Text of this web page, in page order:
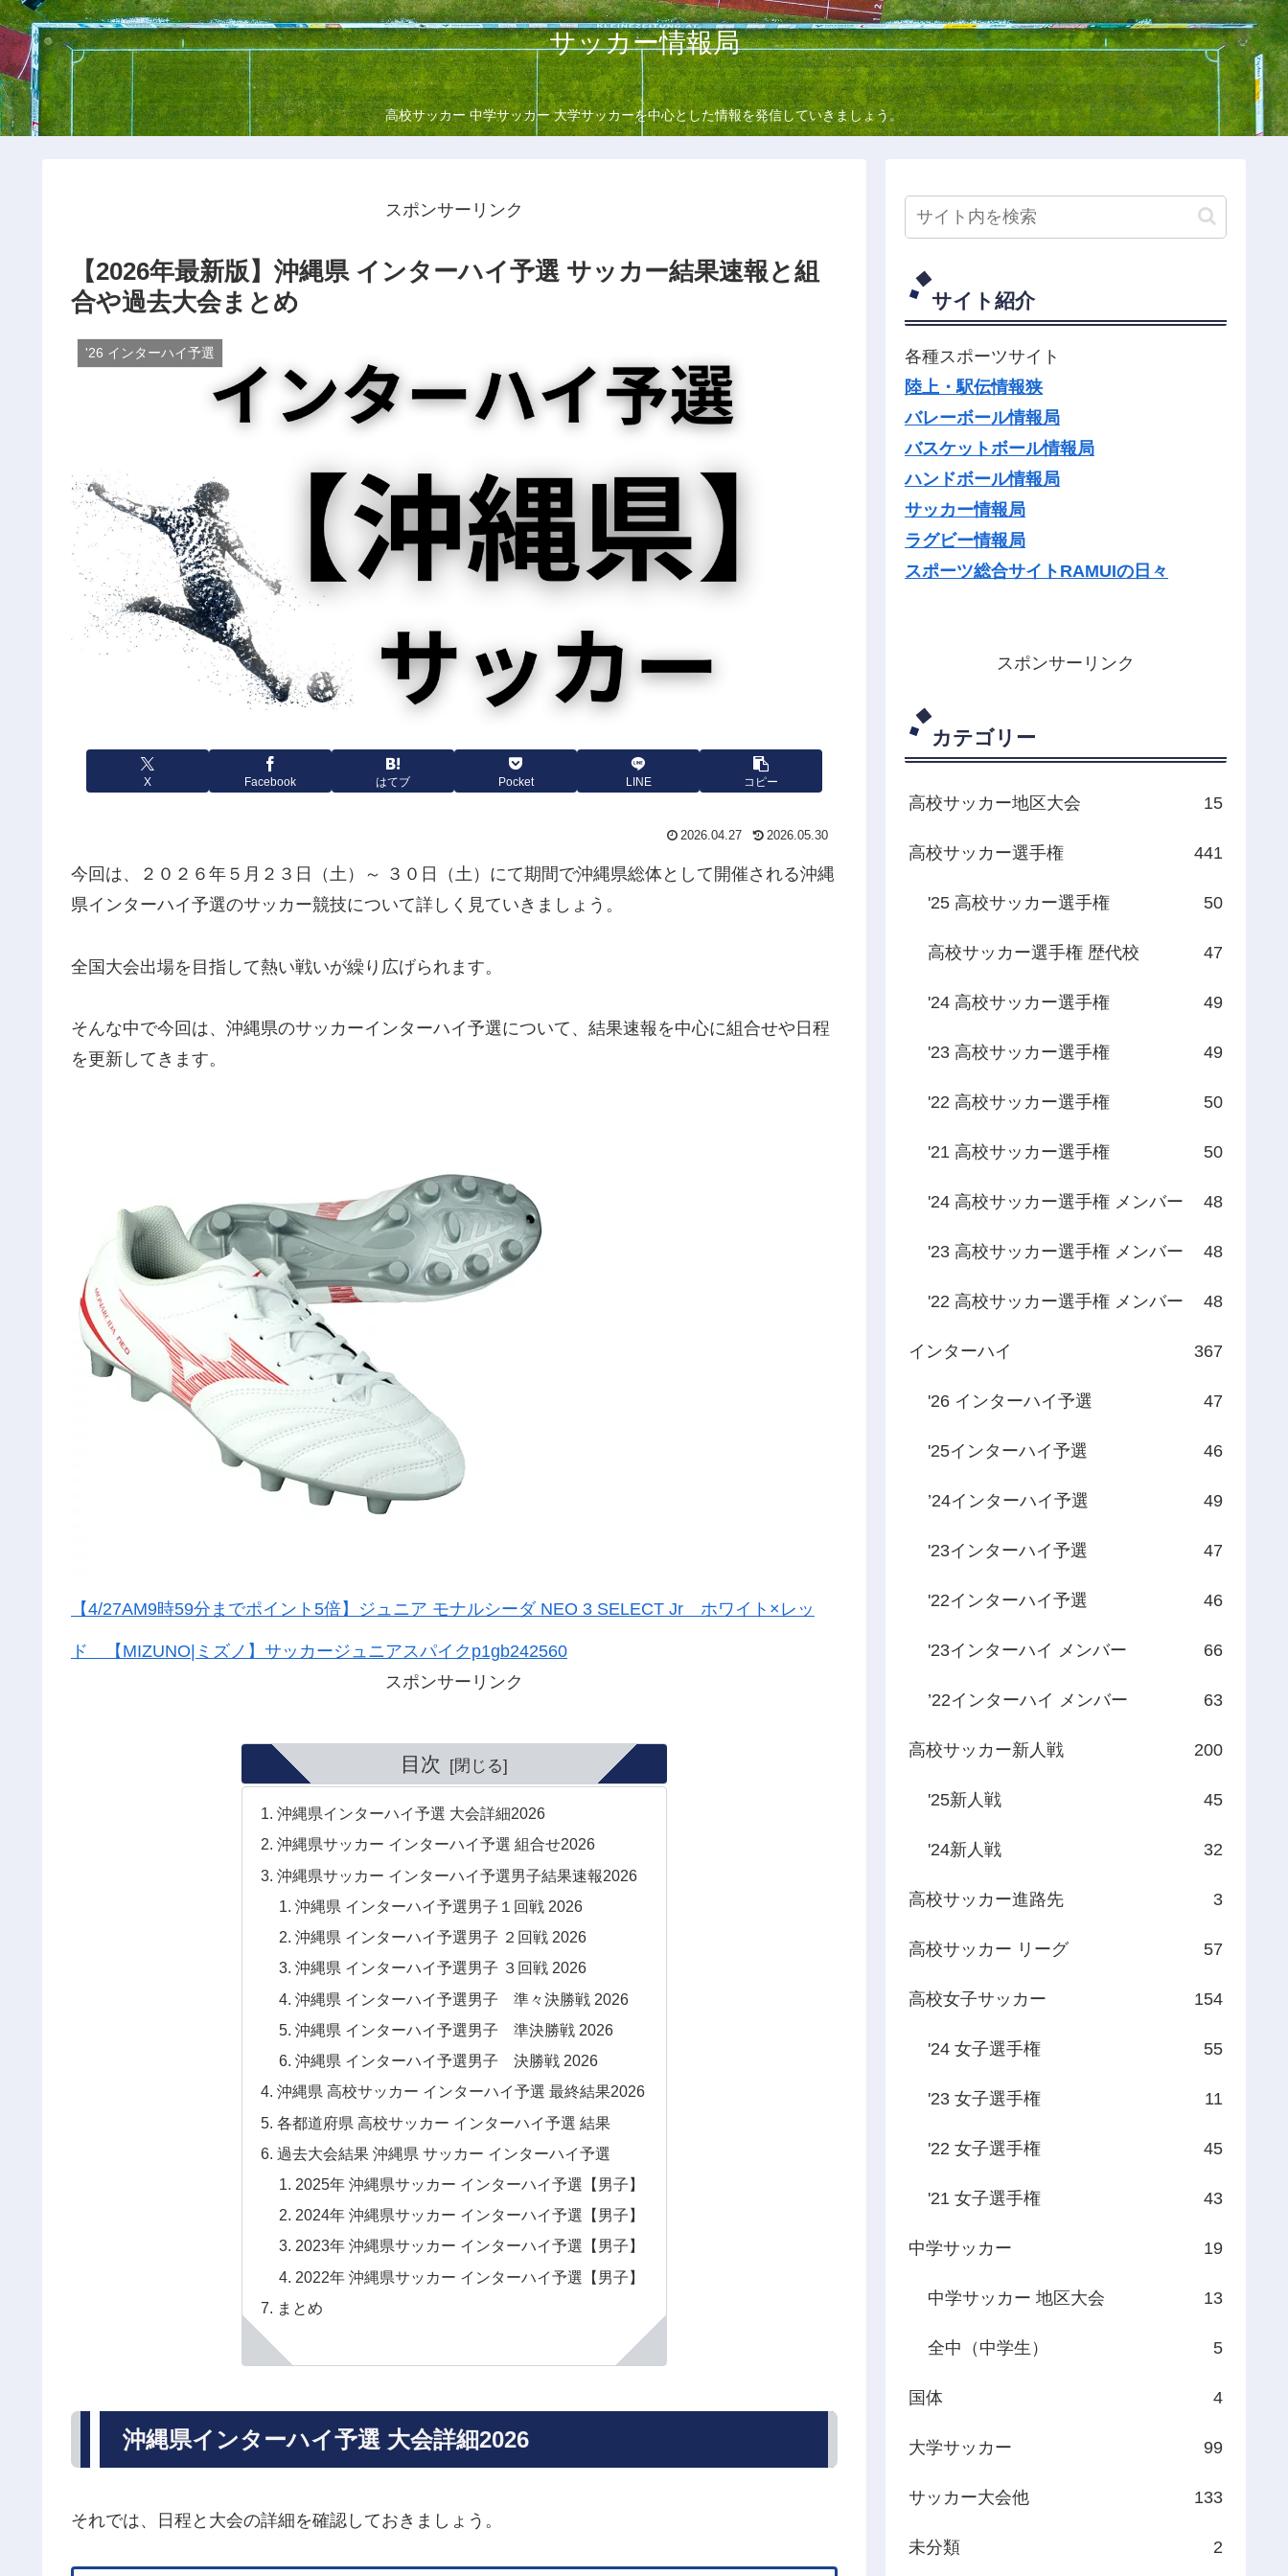
サッカー情報局
高校サッカー 中学サッカー 大学サッカーを中心とした情報を発信していきましょう。
スポンサーリンク
【2026年最新版】沖縄県 インターハイ予選 サッカー結果速報と組
合や過去大会まとめ
'26 インターハイ予選
X Facebook はてブ Pocket LINE コピー
2026.04.27 2026.05.30
今回は、２０２６年５月２３日（土）～ ３０日（土）にて期間で沖縄県総体として開催される沖縄
県インターハイ予選のサッカー競技について詳しく見ていきましょう。
全国大会出場を目指して熱い戦いが繰り広げられます。
そんな中で今回は、沖縄県のサッカーインターハイ予選について、結果速報を中心に組合せや日程
を更新してきます。
【4/27AM9時59分までポイント5倍】ジュニア モナルシーダ NEO 3 SELECT Jr ホワイト×レッ
ド 【MIZUNO|ミズノ】サッカージュニアスパイクp1gb242560
スポンサーリンク
目次
沖縄県インターハイ予選 大会詳細2026
沖縄県サッカー インターハイ予選 組合せ2026
沖縄県サッカー インターハイ予選男子結果速報2026
沖縄県 インターハイ予選男子１回戦 2026
沖縄県 インターハイ予選男子 ２回戦 2026
沖縄県 インターハイ予選男子 ３回戦 2026
沖縄県 インターハイ予選男子 準々決勝戦 2026
沖縄県 インターハイ予選男子 準決勝戦 2026
沖縄県 インターハイ予選男子 決勝戦 2026
沖縄県 高校サッカー インターハイ予選 最終結果2026
各都道府県 高校サッカー インターハイ予選 結果
過去大会結果 沖縄県 サッカー インターハイ予選
2025年 沖縄県サッカー インターハイ予選【男子】
2024年 沖縄県サッカー インターハイ予選【男子】
2023年 沖縄県サッカー インターハイ予選【男子】
2022年 沖縄県サッカー インターハイ予選【男子】
まとめ
沖縄県インターハイ予選 大会詳細2026
それでは、日程と大会の詳細を確認しておきましょう。
サイト紹介
各種スポーツサイト
陸上・駅伝情報狭
バレーボール情報局
バスケットボール情報局
ハンドボール情報局
サッカー情報局
ラグビー情報局
スポーツ総合サイトRAMUIの日々
スポンサーリンク
カテゴリー
高校サッカー地区大会 15
高校サッカー選手権 441
'25 高校サッカー選手権 50
高校サッカー選手権 歴代校 47
'24 高校サッカー選手権 49
'23 高校サッカー選手権 49
'22 高校サッカー選手権 50
'21 高校サッカー選手権 50
'24 高校サッカー選手権 メンバー 48
'23 高校サッカー選手権 メンバー 48
'22 高校サッカー選手権 メンバー 48
インターハイ 367
'26 インターハイ予選 47
'25インターハイ予選 46
’24インターハイ予選 49
'23インターハイ予選 47
'22インターハイ予選 46
'23インターハイ メンバー 66
’22インターハイ メンバー 63
高校サッカー新人戦 200
'25新人戦 45
'24新人戦 32
高校サッカー進路先 3
高校サッカー リーグ 57
高校女子サッカー 154
'24 女子選手権 55
'23 女子選手権 11
'22 女子選手権 45
'21 女子選手権 43
中学サッカー 19
中学サッカー 地区大会 13
全中（中学生） 5
国体 4
大学サッカー 99
サッカー大会他 133
未分類 2